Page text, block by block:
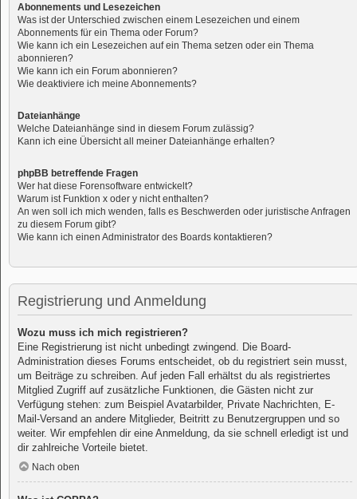
Abonnements und Lesezeichen
Was ist der Unterschied zwischen einem Lesezeichen und einem
Abonnements für ein Thema oder Forum?
Wie kann ich ein Lesezeichen auf ein Thema setzen oder ein Thema
abonnieren?
Wie kann ich ein Forum abonnieren?
Wie deaktiviere ich meine Abonnements?
Dateianhänge
Welche Dateianhänge sind in diesem Forum zulässig?
Kann ich eine Übersicht all meiner Dateianhänge erhalten?
phpBB betreffende Fragen
Wer hat diese Forensoftware entwickelt?
Warum ist Funktion x oder y nicht enthalten?
An wen soll ich mich wenden, falls es Beschwerden oder juristische Anfragen
zu diesem Forum gibt?
Wie kann ich einen Administrator des Boards kontaktieren?
Registrierung und Anmeldung
Wozu muss ich mich registrieren?
Eine Registrierung ist nicht unbedingt zwingend. Die Board-
Administration dieses Forums entscheidet, ob du registriert sein musst,
um Beiträge zu schreiben. Auf jeden Fall erhältst du als registriertes
Mitglied Zugriff auf zusätzliche Funktionen, die Gästen nicht zur
Verfügung stehen: zum Beispiel Avatarbilder, Private Nachrichten, E-
Mail-Versand an andere Mitglieder, Beitritt zu Benutzergruppen und so
weiter. Wir empfehlen dir eine Anmeldung, da sie schnell erledigt ist und
dir zahlreiche Vorteile bietet.
Nach oben